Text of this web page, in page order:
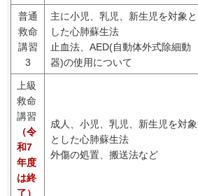
普通
救命
講習
3
主に小児、乳児、新生児を対象と
した心肺蘇生法
止血法、AED(自動体外式除細動
器)の使用について
上級
救命
講習
（令
和7
年度
は終
了）
成人、小児、乳児、新生児を対象
とした心肺蘇生法
外傷の処置、搬送法など